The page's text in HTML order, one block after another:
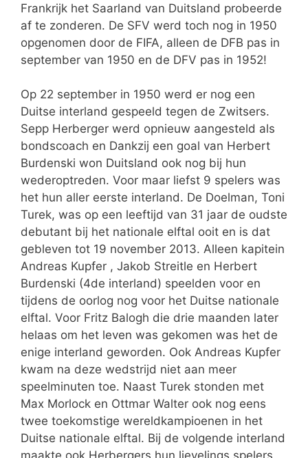
Frankrijk het Saarland van Duitsland probeerde
af te zonderen. De SFV werd toch nog in 1950
opgenomen door de FIFA, alleen de DFB pas in
september van 1950 en de DFV pas in 1952!
Op 22 september in 1950 werd er nog een
Duitse interland gespeeld tegen de Zwitsers.
Sepp Herberger werd opnieuw aangesteld als
bondscoach en Dankzij een goal van Herbert
Burdenski won Duitsland ook nog bij hun
wederoptreden. Voor maar liefst 9 spelers was
het hun aller eerste interland. De Doelman, Toni
Turek, was op een leeftijd van 31 jaar de oudste
debutant bij het nationale elftal ooit en is dat
gebleven tot 19 november 2013. Alleen kapitein
Andreas Kupfer , Jakob Streitle en Herbert
Burdenski (4de interland) speelden voor en
tijdens de oorlog nog voor het Duitse nationale
elftal. Voor Fritz Balogh die drie maanden later
helaas om het leven was gekomen was het de
enige interland geworden. Ook Andreas Kupfer
kwam na deze wedstrijd niet aan meer
speelminuten toe. Naast Turek stonden met
Max Morlock en Ottmar Walter ook nog eens
twee toekomstige wereldkampioenen in het
Duitse nationale elftal. Bij de volgende interland
maakte ook Herbergers hun lievelings spelers